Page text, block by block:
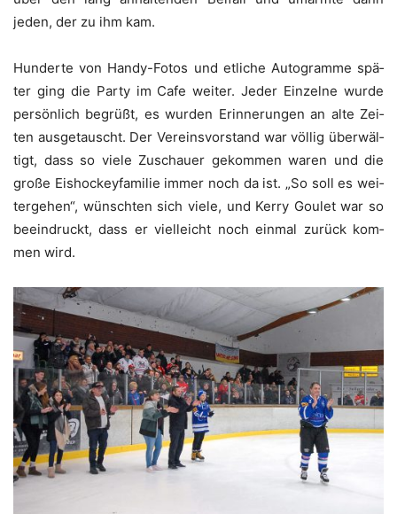
jeden, der zu ihm kam.
Hun­der­te von Han­dy-Fotos und etli­che Auto­gram­me spä­
ter ging die Par­ty im Cafe wei­ter. Jeder Ein­zel­ne wur­de
per­sön­lich begrüßt, es wur­den Erin­ne­run­gen an alte Zei­
ten aus­ge­tauscht. Der Ver­eins­vor­stand war völ­lig über­wäl­
tigt, dass so vie­le Zuschau­er gekom­men waren und die
gro­ße Eis­ho­ckey­fa­mi­lie immer noch da ist. „So soll es wei­
ter­ge­hen“, wünsch­ten sich vie­le, und Ker­ry Gou­let war so
beein­druckt, dass er viel­leicht noch ein­mal zurück kom­
men wird.